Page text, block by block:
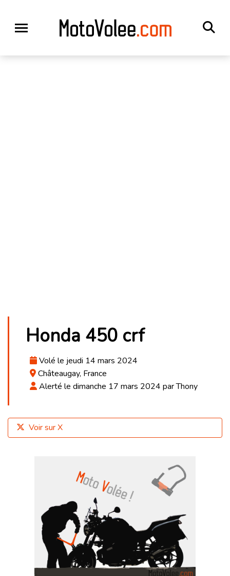
Honda 450 crf
Volé le jeudi 14 mars 2024
Châteaugay, France
Alerté le dimanche 17 mars 2024 par Thony
Voir sur X